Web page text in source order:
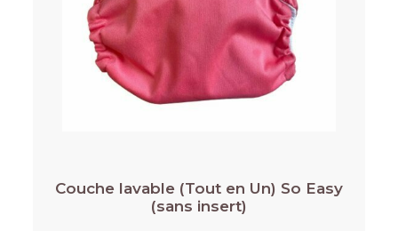
Couche lavable (Tout en Un) So Easy
(sans insert)